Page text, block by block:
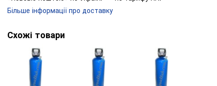
фільтруючий елемент промивається за рахунок зворотної
промивки і не вимагає додатковий реагентів для його
* Все залежить від якості вхідної води на фільтр і
Більше інформації про доставку
Схожі товари